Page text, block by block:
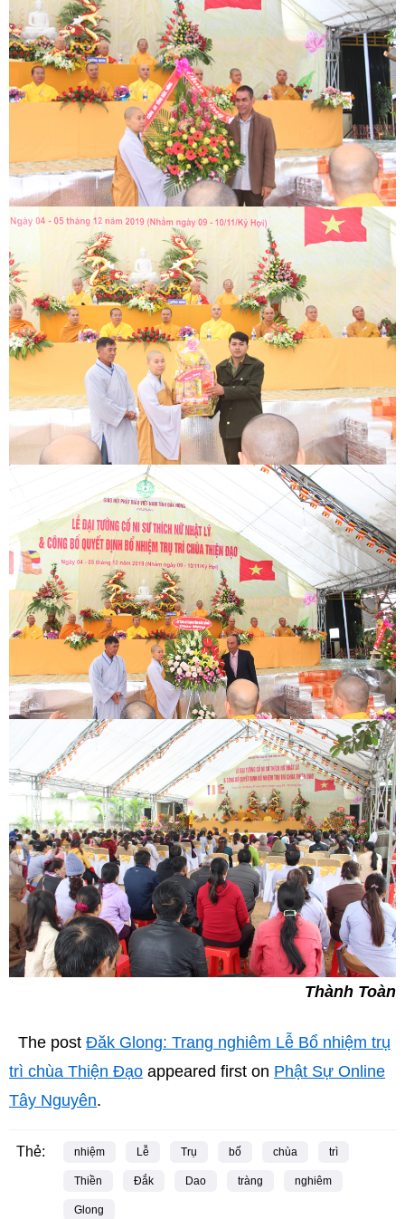
Thành Toàn
The post Đăk Glong: Trang nghiêm Lễ Bổ nhiệm trụ
trì chùa Thiện Đạo appeared first on Phật Sự Online
Tây Nguyên.
Thẻ: nhiệm Lễ Trụ bố chùa trì
Thiền Đắk Dao tràng nghiêm
Glong